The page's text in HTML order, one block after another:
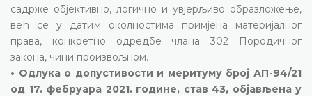
садрже објективно, логично и увјерљиво образложење,
већ се у датим околностима примјена материјалног
права, конкретно одредбе члана 302 Породичног
закона, чини произвољном.
• Одлука о допустивости и меритуму број АП-94/21
од 17. фебруара 2021. године, став 43, објављена у